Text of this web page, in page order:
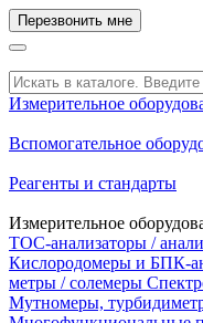
Перезвонить мне
Измерительное
Вспомогательное
Реагенты и стандарты
Измерительное
TOC-анализаторы /
Кислородомеры и БПК-
метры / солемеры
Мутномеры,